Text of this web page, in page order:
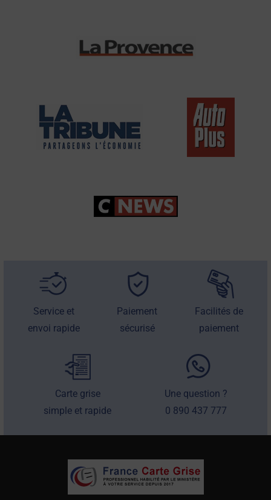
Service et
envoi rapide
Paiement
sécurisé
Facilités de
paiement
Carte grise
simple et rapide
Une question ?
0 890 437 777